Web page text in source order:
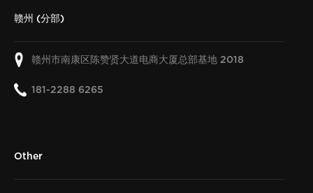
赣州 (分部)
赣州市南康区陈赞贤大道电商大厦总部基地 2018
181-2288 6265
Other